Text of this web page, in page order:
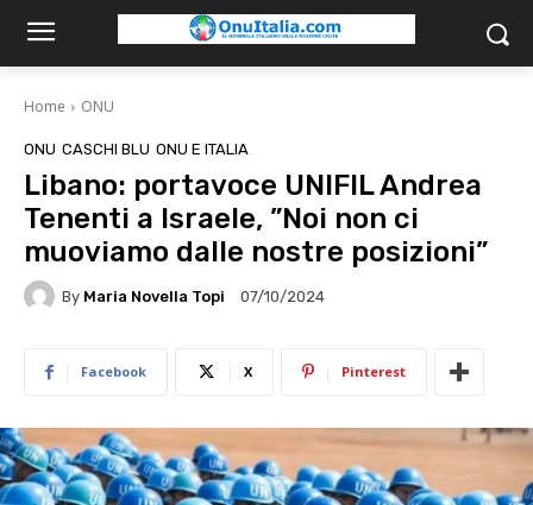
Home ONU
ONU CASCHI BLU ONU E ITALIA
Libano: portavoce UNIFIL Andrea
Tenenti a Israele, ”Noi non ci
muoviamo dalle nostre posizioni”
By Maria Novella Topi 07/10/2024
Facebook X Pinterest